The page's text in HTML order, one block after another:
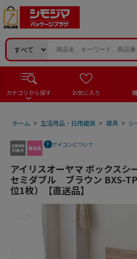
カテゴリから探す お気に入り
ホーム > 生活用品・日用雑貨 > 寝具 > シ
アイコンについて
アイリスオーヤマ ボックス
セミダブル ブラウン BXS-
位1枚）【直送品】